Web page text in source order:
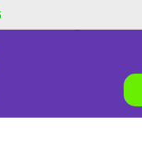
pelos pipes, os links